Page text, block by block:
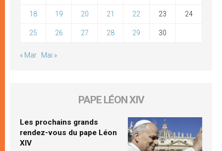
18 19 20 21 22 23 24
25 26 27 28 29 30
« Mar Mai »
PAPE LÉON XIV
Les prochains grands
rendez-vous du pape Léon
XIV